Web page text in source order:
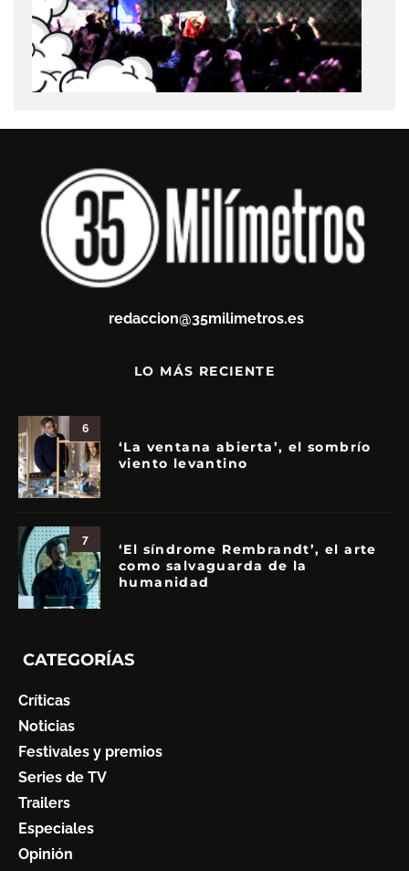
redaccion@35milimetros.es
LO MÁS RECIENTE
6
‘La ventana abierta’, el sombrío
viento levantino
7
‘El síndrome Rembrandt’, el arte
como salvaguarda de la
humanidad
CATEGORÍAS
Críticas
Noticias
Festivales y premios
Series de TV
Trailers
Especiales
Opinión